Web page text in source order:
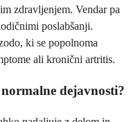
zdravljenjem. Vendar pa
poslabšanji.
ki se popolnoma
ali kronični artritis.
dejavnosti?